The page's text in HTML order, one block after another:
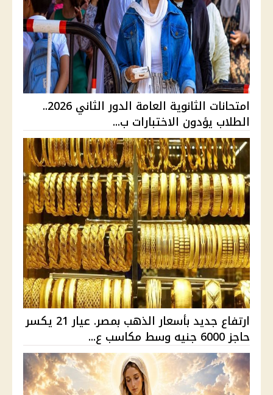
امتحانات الثانوية العامة الدور الثاني 2026..
الطلاب يؤدون الاختبارات ب...
ارتفاع جديد بأسعار الذهب بمصر. عيار 21 يكسر
حاجز 6000 جنيه وسط مكاسب ع...